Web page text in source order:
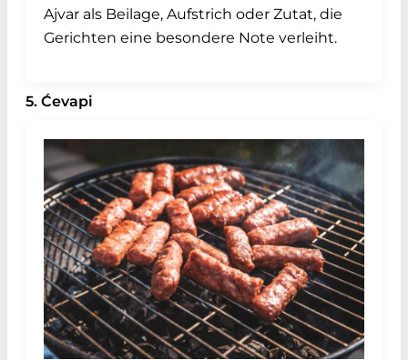
Ajvar als Beilage, Aufstrich oder Zutat, die
Gerichten eine besondere Note verleiht.
5. Ćevapi